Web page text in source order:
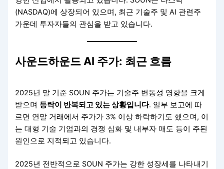
(NASDAQ)에 상장되어 있으며, 최근 기술주 및 AI 관련주
가운데 투자자들의 관심을 받고 있습니다.
사운드하운드 AI 주가: 최근 흐름
2025년 말 기준 SOUN 주가는 기술주 변동성 영향을 크게
받으며 등락이 반복되고 있는 상황입니다. 일부 보고에 따
르면 연말 거래에서 주가가 3% 이상 하락하기도 했으며, 이
는 대형 기술 기업과의 경쟁 심화 및 내부자 매도 등이 주된
원인으로 지적되고 있습니다.
2025년 전반적으로 SOUN 주가는 강한 성장세를 나타내기